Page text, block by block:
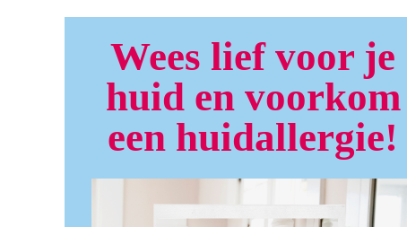
Wees lief voor je
huid en voorkom
een huidallergie!